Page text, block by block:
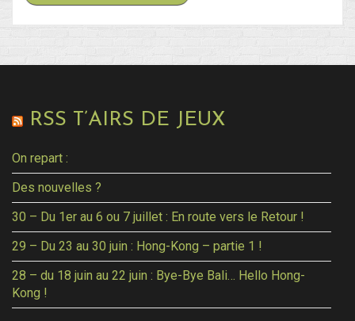
RSS T’AIRS DE JEUX
On repart :
Des nouvelles ?
30 – Du 1er au 6 ou 7 juillet : En route vers le Retour !
29 – Du 23 au 30 juin : Hong-Kong – partie 1 !
28 – du 18 juin au 22 juin : Bye-Bye Bali… Hello Hong-
Kong !